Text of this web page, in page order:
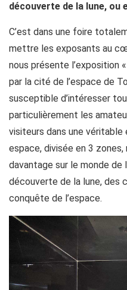
découverte de la lune, ou
C’est dans une foire
mettre les exposants au
nous présente l’exposition
par la cité de l’espace de
susceptible d’intéresser
particulièrement les
visiteurs dans une
espace, divisée en 3 zones,
davantage sur le monde de
découverte de la lune, des
conquête de l’espace.